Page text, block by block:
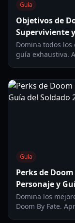
Guía
Objetivos de
Superviviente
Domina todos los
guía exhaustiva.
Guía
Perks de
Personaje y
Domina los
Doom By Fate.